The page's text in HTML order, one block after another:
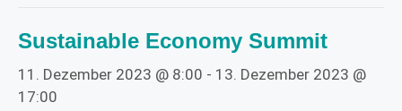
Sustainable Economy Summit
11. Dezember 2023 @ 8:00 - 13. Dezember 2023 @
17:00